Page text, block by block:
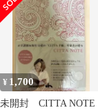
に叶う!
¥ 1,700
未開封 CITTA NOTE